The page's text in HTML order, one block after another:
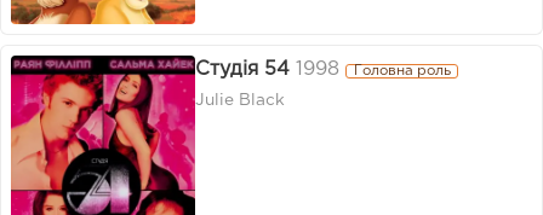
Студія 54 1998 Головна роль
Julie Black